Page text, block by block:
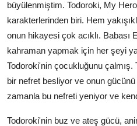
büyülenmiştim. Todoroki, My
karakterlerinden biri. Hem
onun hikayesi çok acıklı.
kahraman yapmak için her şeyi
Todoroki'nin çocukluğunu çalmış.
bir nefret besliyor ve onun
zamanla bu nefreti yeniyor ve
Todoroki'nin buz ve ateş gücü,